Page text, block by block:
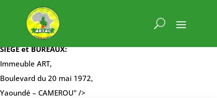
Coordonnées de l’ART
AGENCE DE REGULATION DES TELECOMMUNICATIONS
SIEGE et BUREAUX:
Immeuble ART,
Boulevard du 20 mai 1972,
Yaoundé – CAMEROU" />